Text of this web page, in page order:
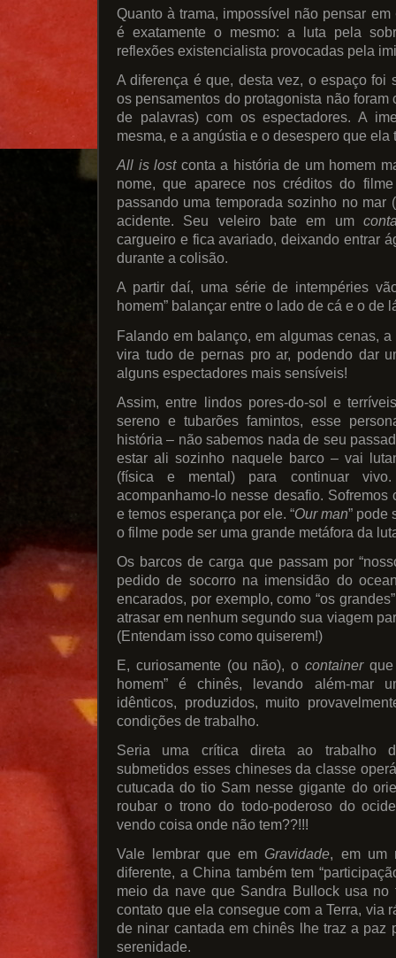
Quanto à trama, impossível não pensar em
é exatamente o mesmo: a luta pela
reflexões existencialista provocadas pela
A diferença é que, desta vez, o espaço foi
os pensamentos do protagonista não foram
de palavras) com os espectadores. A
mesma, e a angústia e o desespero que ela
All is lostconta a história de um homem
nome, que aparece nos créditos do filme
passando uma temporada sozinho no mar
acidente. Seu veleiro bate em um
cargueiro e fica avariado, deixando entrar
durante a colisão.
A partir daí, uma série de intempéries
homem” balançar entre o lado de cá e o de
Falando em balanço, em algumas cenas,
vira tudo de pernas pro ar, podendo dar
alguns espectadores mais sensíveis!
Assim, entre lindos pores-do-sol e
sereno e tubarões famintos, esse
história – não sabemos nada de seu
estar ali sozinho naquele barco – vai
(física e mental) para continuar
acompanhamo-lo nesse desafio. Sofremos
e temos esperança por ele. “Our man” pode
o filme pode ser uma grande metáfora da
Os barcos de carga que passam por
pedido de socorro na imensidão do
encarados, por exemplo, como “os
atrasar em nenhum segundo sua viagem
(Entendam isso como quiserem!)
E, curiosamente (ou não), ocontainerque
homem” é chinês, levando além-mar
idênticos, produzidos, muito
condições de trabalho.
Seria uma crítica direta ao trabalho
submetidos esses chineses da classe
cutucada do tio Sam nesse gigante do
roubar o trono do todo-poderoso do
vendo coisa onde não tem??!!!
Vale lembrar que em Gravidade, em um
diferente, a China também tem
meio da nave que Sandra Bullock usa
contato que ela consegue com a Terra, via
de ninar cantada em chinês lhe traz a paz
serenidade.